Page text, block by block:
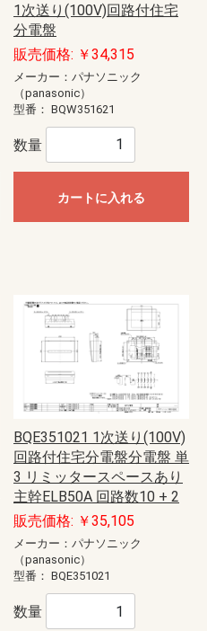
1次送り(100V)回路付住宅
分電盤
販売価格: ￥34,315
メーカー：パナソニック
（panasonic）
型番： BQW351621
数量
カートに入れる
BQE351021 1次送り(100V)
回路付住宅分電盤分電盤 単
3 リミッタースペースあり
主幹ELB50A 回路数10 + 2
販売価格: ￥35,105
メーカー：パナソニック
（panasonic）
型番： BQE351021
数量